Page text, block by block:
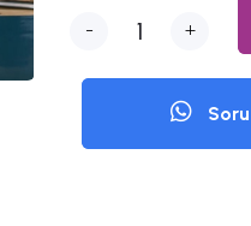
- +